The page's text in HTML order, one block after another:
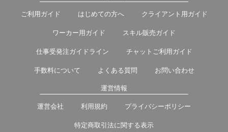
ご利用ガイド はじめての方へ クライアント用ガイド
ワーカー用ガイド スキル販売ガイド
仕事受発注ガイドライン チャットご利用ガイド
手数料について よくある質問 お問い合わせ
運営情報
運営会社 利用規約 プライバシーポリシー
特定商取引法に関する表示